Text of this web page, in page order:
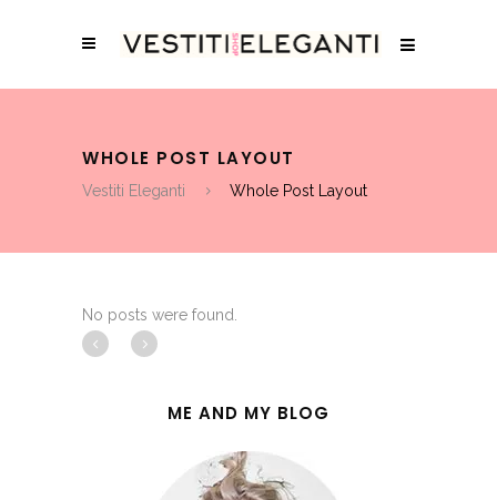
WHOLE POST LAYOUT
Vestiti Eleganti Whole Post Layout
No posts were found.
ME AND MY BLOG